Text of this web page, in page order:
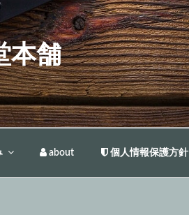
本舗
about 個人情報保護方針